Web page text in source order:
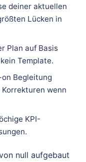
deiner aktuellen
Lücken in
Plan auf Basis
Template.
on Begleitung
wenn
KPI-
null aufgebaut